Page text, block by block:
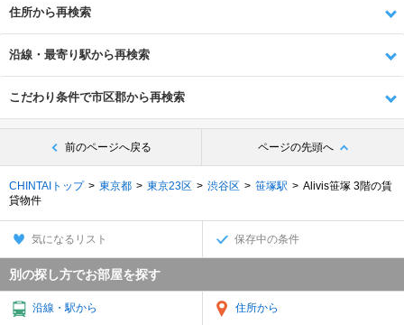
住所から再検索
沿線・最寄り駅から再検索
こだわり条件で市区郡から再検索
前のページへ戻る ページの先頭へ
CHINTAIトップ 東京都 東京23区 渋谷区 笹塚駅
Alivis笹塚 3階の賃
貸物件
気になるリスト 保存中の条件
別の探し方でお部屋を探す
沿線・駅から 住所から